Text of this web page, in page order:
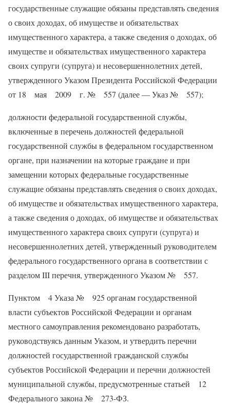
государственные служащие обязаны представлять сведения
о своих доходах, об имуществе и обязательствах
имущественного характера, а также сведения о доходах, об
имуществе и обязательствах имущественного характера
своих супруги (супруга) и несовершеннолетних детей,
утвержденного Указом Президента Российской Федерации
от 18 мая 2009 г. № 557 (далее — Указ № 557);
должности федеральной государственной службы,
включенные в перечень должностей федеральной
государственной службы в федеральном государственном
органе, при назначении на которые граждане и при
замещении которых федеральные государственные
служащие обязаны представлять сведения о своих доходах,
об имуществе и обязательствах имущественного характера,
а также сведения о доходах, об имуществе и обязательствах
имущественного характера своих супруги (супруга) и
несовершеннолетних детей, утвержденный руководителем
федерального государственного органа в соответствии с
разделом III перечня, утвержденного Указом № 557.
Пунктом 4 Указа № 925 органам государственной
власти субъектов Российской Федерации и органам
местного самоуправления рекомендовано разработать,
руководствуясь данным Указом, и утвердить перечни
должностей государственной гражданской службы
субъектов Российской Федерации и перечни должностей
муниципальной службы, предусмотренные статьей 12
Федерального закона № 273-ФЗ.